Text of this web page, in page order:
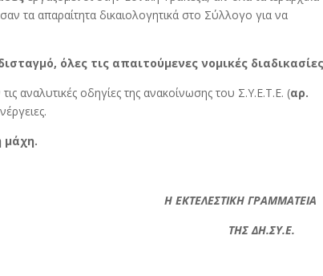
τα απαραίτητα δικαιολογητικά στο Σύλλογο για να
όλες τις απαιτούμενες νομικές
αναλυτικές οδηγίες της ανακοίνωσης του Σ.Υ.Ε.Τ.Ε. (αρ.
μάχη.
Η ΕΚΤΕΛΕΣΤΙΚΗ ΓΡΑΜΜΑΤΕΙΑ
ΤΗΣ ΔΗ.ΣΥ.Ε.